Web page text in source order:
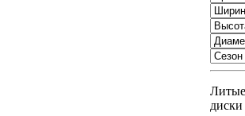
Литые
диски